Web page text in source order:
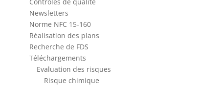
Newsletters
Norme NFC 15-160
Réalisation des plans
Recherche de FDS
Téléchargements
Evaluation des risques
Risque chimique